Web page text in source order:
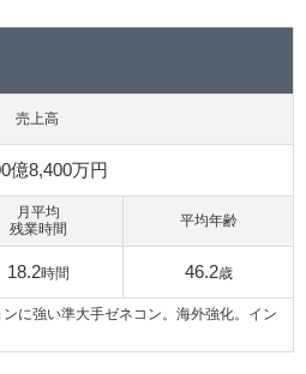
売上高
億8,400万円
月平均
残業時間
18.2時間
平均年齢
46.2歳
ンに強い準大手ゼネコン。海外強化。イン